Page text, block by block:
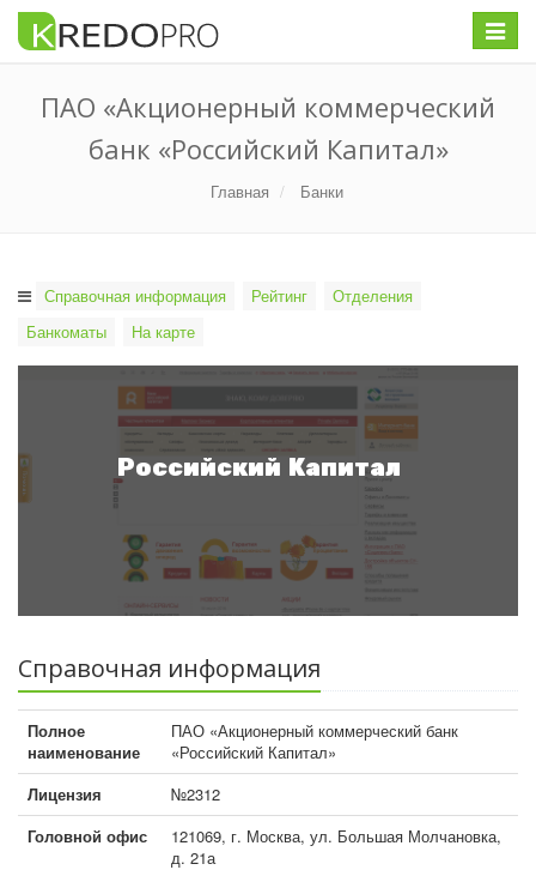
Меню
ПАО «Акционерный коммерческий
банк «Российский Капитал»
Главная Банки
Справочная информация Рейтинг
Отделения
Банкоматы
На карте
Российский Капитал
Справочная информация
Полное
наименование
ПАО «Акционерный коммерческий банк
«Российский Капитал»
Лицензия
№2312
Головной офис
121069, г. Москва, ул. Большая Молчановка,
д. 21а